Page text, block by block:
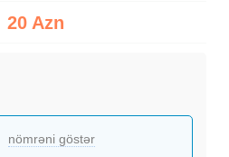
20 Azn
nömrəni göstər